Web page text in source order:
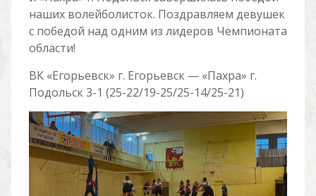
наших волейболисток. Поздравляем девушек
с победой над одним из лидеров Чемпионата
области!
ВК «Егорьевск» г. Егорьевск — «Пахра» г.
Подольск 3-1 (25-22/19-25/25-14/25-21)